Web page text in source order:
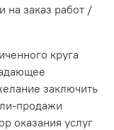
на заказ работ /
круга
заключить
продажи
оказания услуг